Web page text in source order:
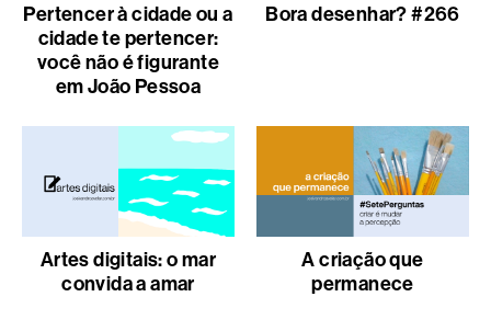
Pertencer à cidade ou a
cidade te pertencer:
você não é figurante
em João Pessoa
Bora desenhar? #266
Artes digitais: o mar
convida a amar
A criação que
permanece